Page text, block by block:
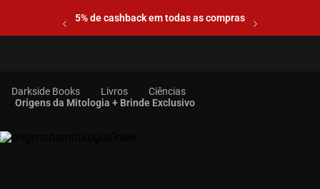
5% de cashback em todas as compras
Livros
Ciências
Origens da Mitologia + Brinde Exclusivo